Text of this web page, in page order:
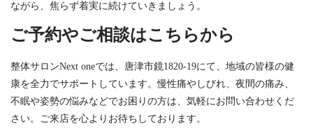
ながら、焦らず着実に続けていきましょう。
ご予約やご相談はこちらから
整体サロンNext oneでは、唐津市鏡1820-19にて、地域の皆様の健
康を全力でサポートしています。慢性痛やしびれ、夜間の痛み、
不眠や姿勢の悩みなどでお困りの方は、気軽にお問い合わせくだ
さい。ご来店を心よりお待ちしております。